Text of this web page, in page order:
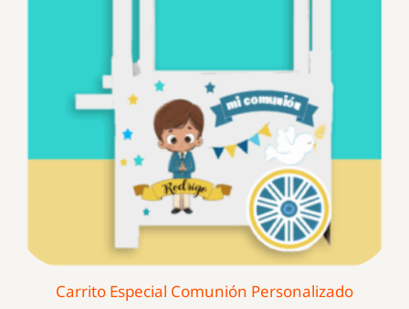
Carrito Especial Comunión Personalizado